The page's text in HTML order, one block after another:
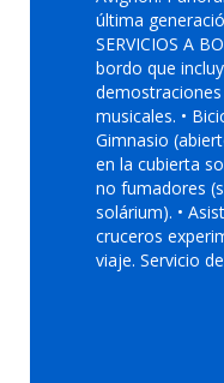
última
SERVICIOS A
bordo que
musicales. •
Gimnasio
en la cubierta
no fumadores
solárium). •
cruceros
viaje. Servicio